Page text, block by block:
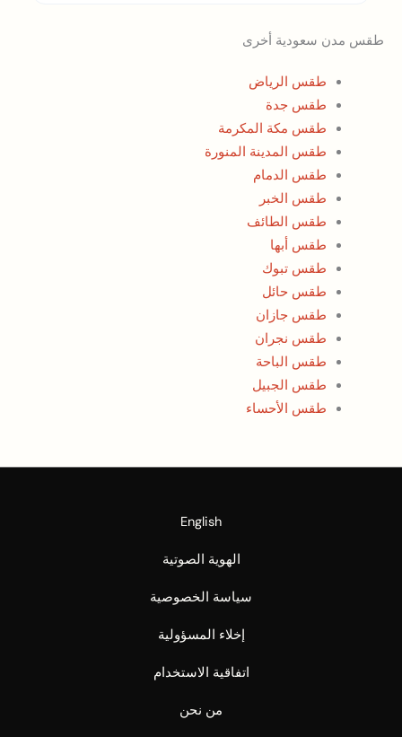
طقس مدن سعودية أخرى
طقس الرياض
طقس جدة
طقس مكة المكرمة
طقس المدينة المنورة
طقس الدمام
طقس الخبر
طقس الطائف
طقس أبها
طقس تبوك
طقس حائل
طقس جازان
طقس نجران
طقس الباحة
طقس الجبيل
طقس الأحساء
English
الهوية الصوتية
سياسة الخصوصية
إخلاء المسؤولية
اتفاقية الاستخدام
من نحن